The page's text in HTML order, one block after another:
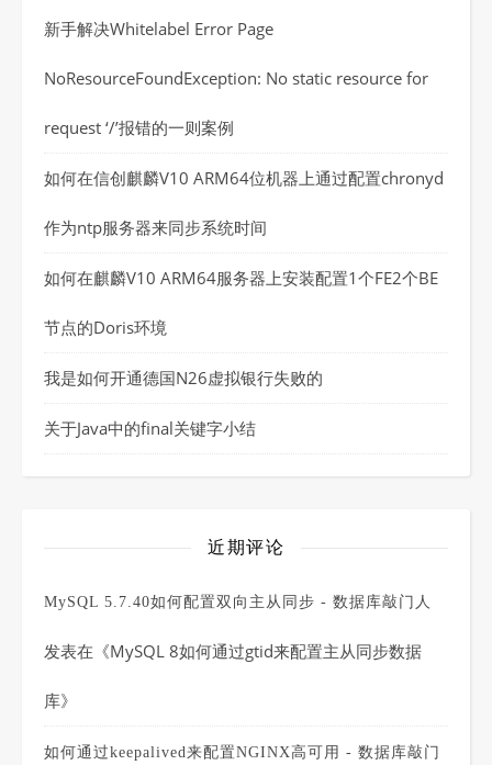
新手解决Whitelabel Error Page
NoResourceFoundException: No static resource for
request ‘/’报错的一则案例
如何在信创麒麟V10 ARM64位机器上通过配置chronyd
作为ntp服务器来同步系统时间
如何在麒麟V10 ARM64服务器上安装配置1个FE2个BE
节点的Doris环境
我是如何开通德国N26虚拟银行失败的
关于Java中的final关键字小结
近期评论
MySQL 5.7.40如何配置双向主从同步 - 数据库敲门人
发表在《MySQL 8如何通过gtid来配置主从同步数据
库》
如何通过keepalived来配置NGINX高可用 - 数据库敲门